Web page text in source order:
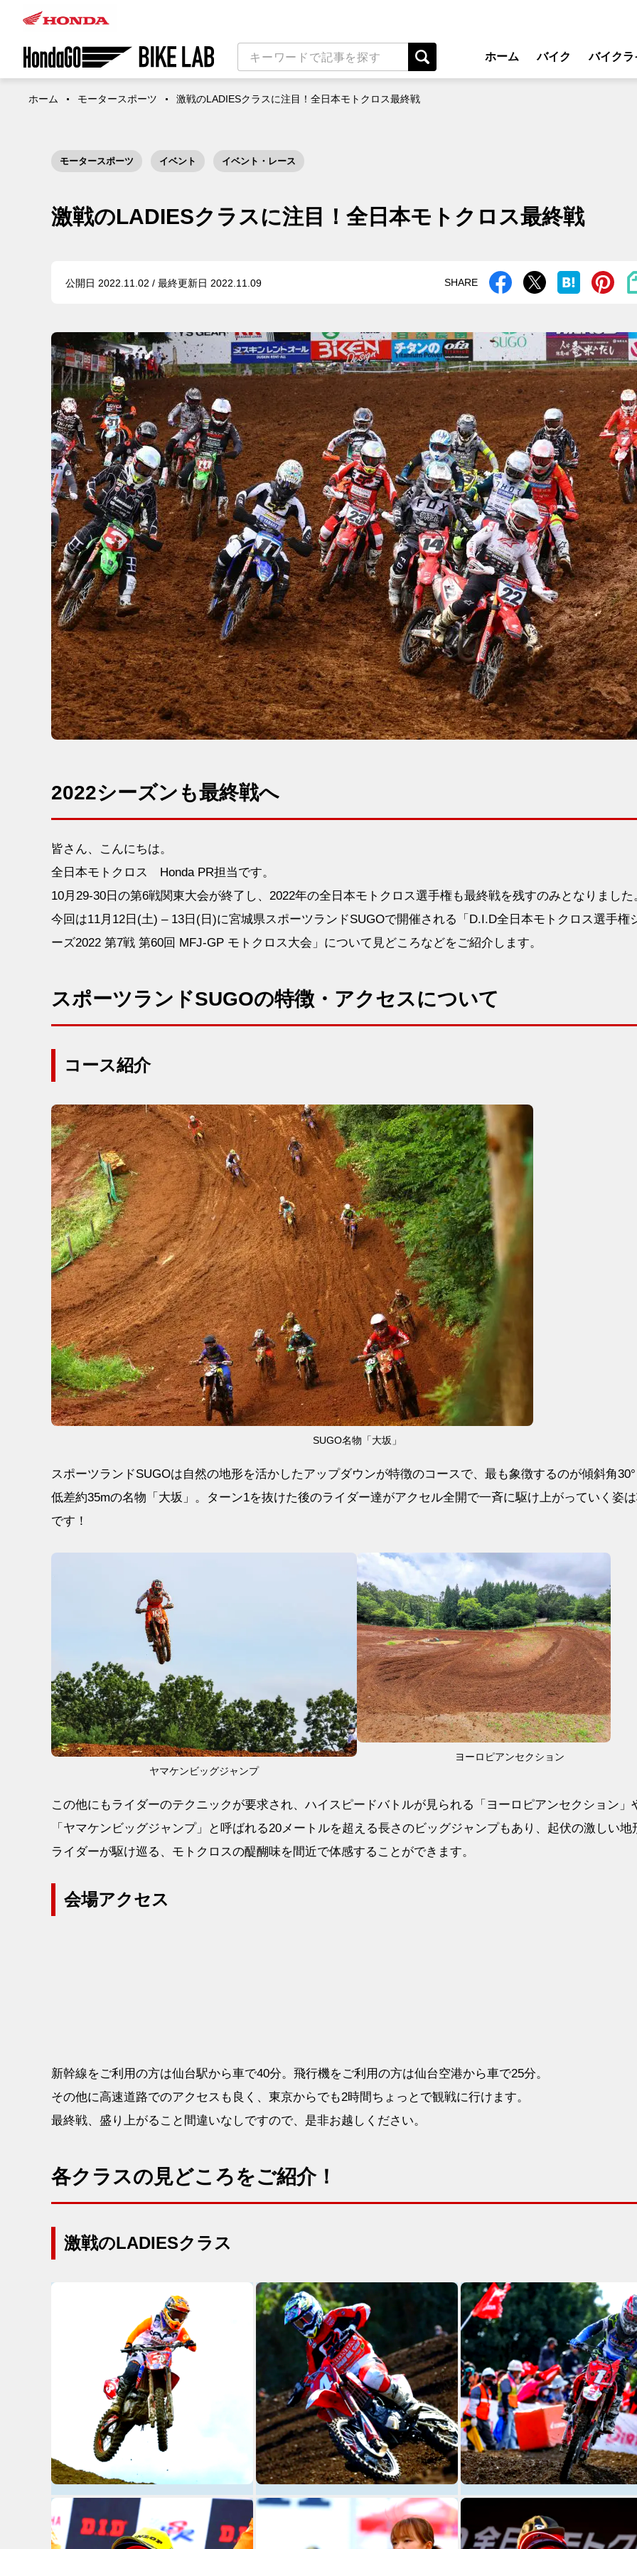
ホーム バイク
ビジネス
バイクラ
ホーム モータースポーツ 激戦のLADIESクラスに注目！全日本モトクロス最終戦
モータースポーツ イベント イベント・レース
激戦のLADIESクラスに注目！全日本モトクロス最終戦
公開日 2022.11.02 / 最終更新日 2022.11.09 SHARE
2022シーズンも最終戦へ
皆さん、こんにちは。
全日本モトクロス Honda PR担当です。
10月29-30日の第6戦関東大会が終了し、2022年の全日本モトクロス選手権も最終戦を残すのみとなりました
今回は11月12日(土) – 13日(日)に宮城県スポーツランドSUGOで開催される「D.I.D全日本モトクロス選手権
ーズ2022 第7戦 第60回 MFJ-GP モトクロス大会」について見どころなどをご紹介します。
スポーツランドSUGOの特徴・アクセスについて
コース紹介
SUGO名物「大坂」
スポーツランドSUGOは自然の地形を活かしたアップダウンが特徴のコースで、最も象徴するのが傾斜角
低差約35mの名物「大坂」。ターン1を抜けた後のライダー達がアクセル全開で一斉に駆け上がっていく姿
です！
ヤマケンビッグジャンプ
ヨーロピアンセクション
この他にもライダーのテクニックが要求され、ハイスピードバトルが見られる「ヨーロピアンセクション」
「ヤマケンビッグジャンプ」と呼ばれる20メートルを超える長さのビッグジャンプもあり、起伏の激しい地
ライダーが駆け巡る、モトクロスの醍醐味を間近で体感することができます。
会場アクセス
新幹線をご利用の方は仙台駅から車で40分。飛行機をご利用の方は仙台空港から車で25分。
その他に高速道路でのアクセスも良く、東京からでも2時間ちょっとで観戦に行けます。
最終戦、盛り上がること間違いなしですので、是非お越しください。
各クラスの見どころをご紹介！
激戦のLADIESクラス